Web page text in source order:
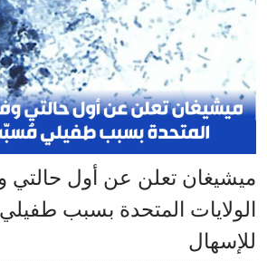
ميشيغان تعلن عن أول حالتي
الولايات المتحدة بسبب
للإسهال